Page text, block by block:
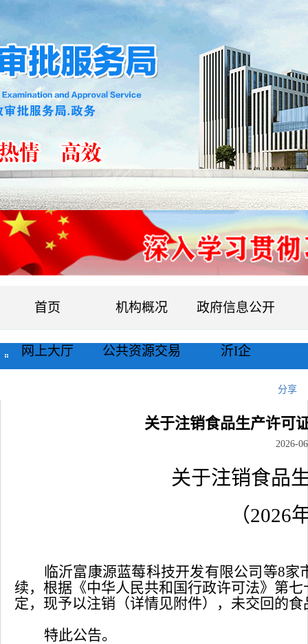
首页 机构概况 政府信息公开
网上大厅 公共资源交易 沂I企
分享
关于注销食品生产许可
2026-
关于注销食品
（2026
临沂富康源蓝莓科技开发有限公司等8家
续，根据《中华人民共和国行政许可法》第
定，现予以注销（详情见附件），未交回的
特此公告。